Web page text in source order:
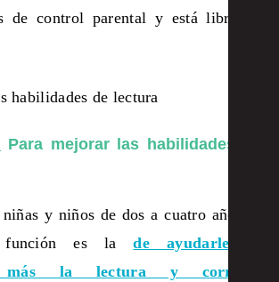
de control parental y está libre de
habilidades de lectura
Para mejorar las habilidades de
y niños de dos a cuatro años, y
función es lade ayudarles a
más la lectura y correcta